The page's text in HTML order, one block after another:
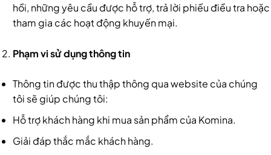
hồi, những yêu cầu được hỗ trợ, trả lời phiếu điều tra hoặc
tham gia các hoạt động khuyến mại.
Phạm vi sử dụng thông tin
Thông tin được thu thập thông qua website của chúng
tôi sẽ giúp chúng tôi:
Hỗ trợ khách hàng khi mua sản phẩm của Komina.
Giải đáp thắc mắc khách hàng.